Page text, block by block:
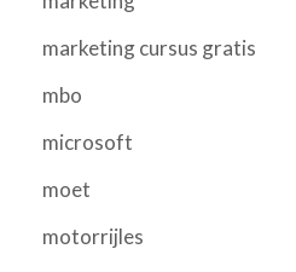
marketing cursus gratis
mbo
microsoft
moet
motorrijles